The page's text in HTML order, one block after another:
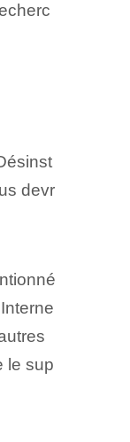
devr
le sup